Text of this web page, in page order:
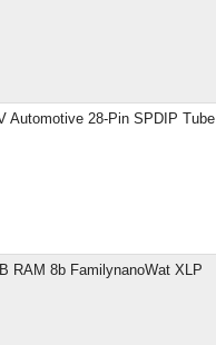
Automotive 28-Pin SPDIP Tube
RAM 8b FamilynanoWat XLP